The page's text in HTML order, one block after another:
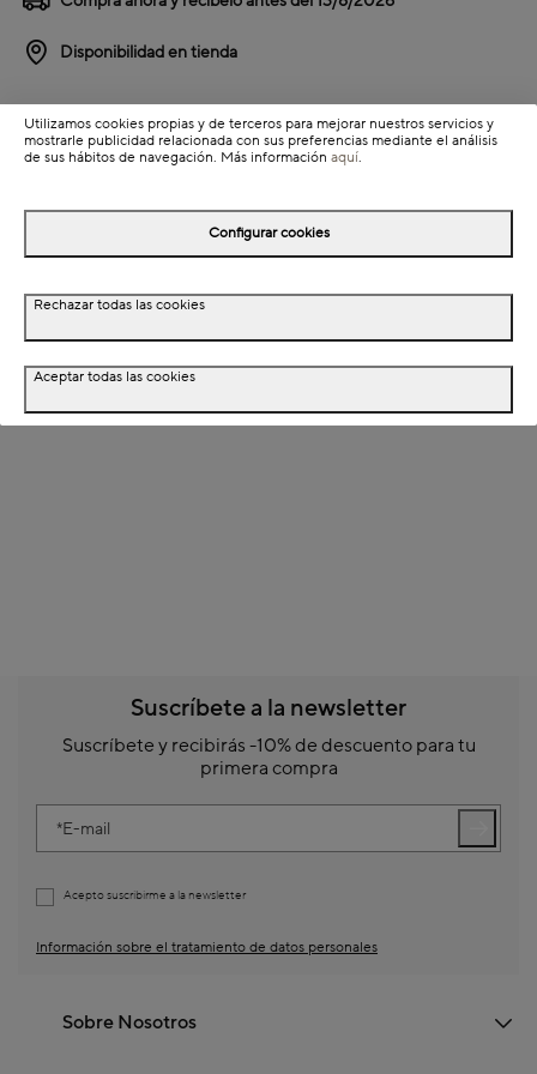
Disponibilidad en tienda
Colección: Creat
Descripción
Dimensiones
Suscríbete a la newsletter
Suscríbete y recibirás -10% de descuento para tu
primera compra
E-mail
Acepto suscribirme a la newsletter
Información sobre el tratamiento de datos personales
Sobre Nosotros
Utilizamos cookies propias y de terceros para mejorar nuestros servicios y
mostrarle publicidad relacionada con sus preferencias mediante el análisis
de sus hábitos de navegación. Más información aquí.
Configurar cookies
Rechazar todas las cookies
Aceptar todas las cookies